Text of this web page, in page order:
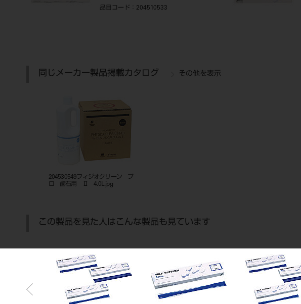
品目コード ：204510533
同じメーカー製品掲載カタログ その他を表示
204530549フィジオクリーン プ
ロ 歯石用 Ⅱ 4.0L.jpg
この製品を見た人はこんな製品も見ています